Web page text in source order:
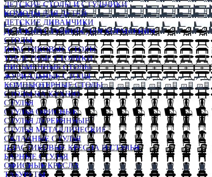
ДЕТСКИЕ СТОЛЫ И СТУЛЬЧИКИ
КОМОДЫ ДЛЯ ДЕТЕЙ
ДЕТСКИЕ ДИВАНЧИКИ
ДЕТСКИЙ СТУЛЬЧИК ДЛЯ КОРМЛЕНИЯ
СТОЛЫ
ПЛАСТИКОВЫЕ СТОЛЫ
ТУАЛЕТНЫЕ СТОЛИКИ
ПИСЬМЕННЫЕ СТОЛЫ
ЖУРНАЛЬНЫЕ СТОЛЫ
КОМПЬЮТЕРНЫЕ СТОЛЫ
СТОЛЫ НА КУХНЮ
СТУЛЬЯ
СТУЛЬЯ ОФИСНЫЕ
СТУЛЬЯ ДЕРЕВЯННЫЕ
СТУЛЬЯ МЕТАЛЛИЧЕСКИЕ
СКЛАДНЫЕ СТУЛЬЯ
ПЛАСТИКОВЫЕ КРЕСЛА И СТУЛЬЯ
БАРНЫЕ СТУЛЬЯ
ОФИСНЫЕ КРЕСЛА
ТАБУРЕТЫ